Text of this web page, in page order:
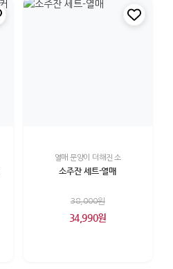
열매 문양이 더해진 소
소주잔 세트-열매
38,000원
34,990원